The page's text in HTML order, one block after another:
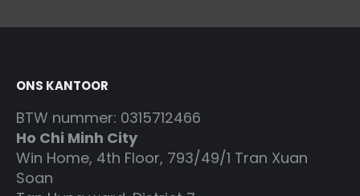
ONS KANTOOR
BTW nummer: 0315712466
Ho Chi Minh City
Win Home, 4th Floor, 793/49/1 Tran Xuan
Soan